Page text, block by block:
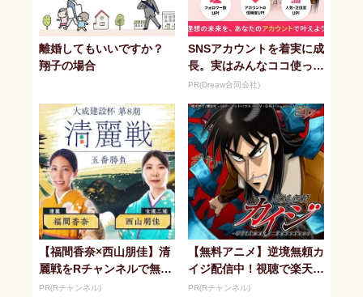
離婚してもいいですか？
翔子の場合
SNSアカウントを着実に成
長。実はみんなココ使って
ます。
PR(Dreaw合同会社)
【福間香奈×西山朋佳】清
麗戦をRチャンネルで無料
配信！
PR(Rチャンネル)
【無料アニメ】逆境無頼カ
イジ配信中！視聴で楽天ポ
イント貯まる
PR(Rチャンネル)